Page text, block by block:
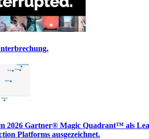
2026 Gartner® Magic Quadrant™ als
Platforms ausgezeichnet.